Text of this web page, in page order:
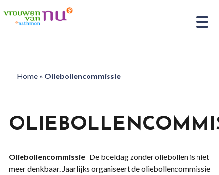
Home» Oliebollencommissie
Oliebollencommissie De boeldag zonder oliebollen is niet
meer denkbaar. Jaarlijks organiseert de oliebollencommissie